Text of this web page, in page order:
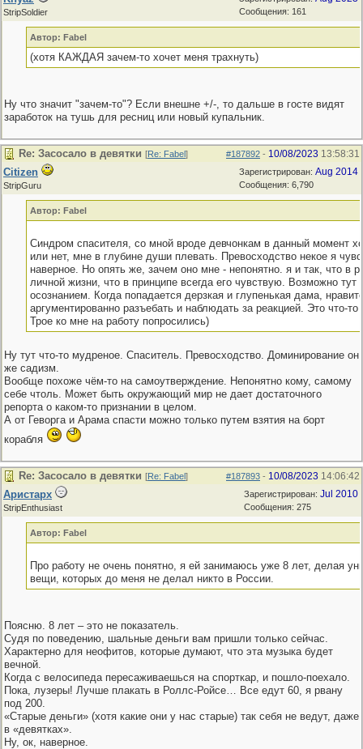
Сообщения: 161
StripSoldier
Автор: Fabel
(хотя КАЖДАЯ зачем-то хочет меня трахнуть)
Ну что значит "зачем-то"? Если внешне +/-, то дальше в госте видят
заработок на тушь для ресниц или новый купальник.
#187892 - 10/08/2023 13:58:31
Re: Засосало в девятки [Re: Fabel]
Зарегистрирован: Aug 2014
Сообщения: 6,790
Citizen
StripGuru
Автор: Fabel
Синдром спасителя, со мной вроде девчонкам в данный момент
или нет, мне в глубине души плевать. Превосходство некое я
наверное. Но опять же, зачем оно мне - непонятно. я и так, что в
личной жизни, что в принципе всегда его чувствую. Возможно тут
осознанием. Когда попадается дерзкая и глупенькая дама,
аргументированно разъебать и наблюдать за реакцией. Это что-то
Трое ко мне на работу попросились)
Ну тут что-то мудреное. Спаситель. Превосходство. Доминирование он
же садизм.
Вообще похоже чём-то на самоутверждение. Непонятно кому, самому
себе чтоль. Может быть окружающий мир не дает достаточного
репорта о каком-то признании в целом.
А от Геворга и Арама спасти можно только путем взятия на борт
корабля
#187893 - 10/08/2023 14:06:42
Re: Засосало в девятки [Re: Fabel]
Зарегистрирован: Jul 2010
Сообщения: 275
Аристарх
StripEnthusiast
Автор: Fabel
Про работу не очень понятно, я ей занимаюсь уже 8 лет, делая
вещи, которых до меня не делал никто в России.
Поясню. 8 лет – это не показатель.
Судя по поведению, шальные деньги вам пришли только сейчас.
Характерно для неофитов, которые думают, что эта музыка будет
вечной.
Когда с велосипеда пересаживаешься на спорткар, и пошло-поехало.
Пока, лузеры! Лучше плакать в Роллс-Ройсе… Все едут 60, я рвану
под 200.
«Старые деньги» (хотя какие они у нас старые) так себя не ведут, даже
в «девятках».
Ну, ок, наверное.